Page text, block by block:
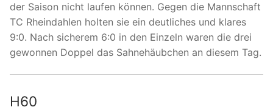
der Saison nicht laufen können. Gegen die Mannschaft
TC Rheindahlen holten sie ein deutliches und klares
9:0. Nach sicherem 6:0 in den Einzeln waren die drei
gewonnen Doppel das Sahnehäubchen an diesem Tag.
H60